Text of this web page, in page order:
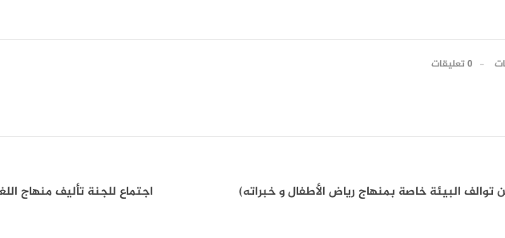
0 تعليقات
البيئة خاصة بمنهاج رياض الأطفال و خبراته)
اجتماع للجنة تأليف منهاج